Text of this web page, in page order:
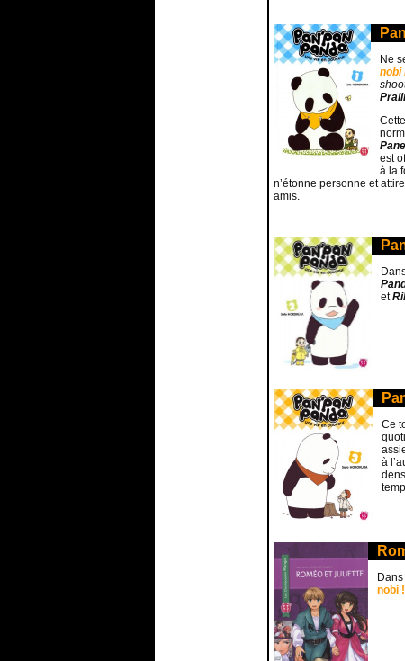
Ne
nobi
est
à la
n’étonne personne et
amis.
et
Ce
à
nobi !